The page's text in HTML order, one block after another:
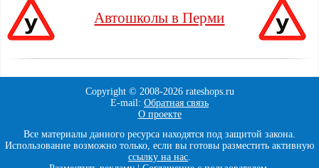
Автошколы в Перми
Copyright © 2008-2026 rateshops.ru
E-mail: Обратная связь
О проекте
Все материалы данного ресурса находятся под защитой закона.
Использование возможно только, если вы готовы разместить активную
ссылку на нас.